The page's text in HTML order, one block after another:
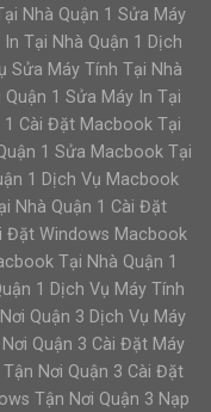
Nhà Quận 1 Sửa Máy
Tại Nhà Quận 1 Dịch
Sửa Máy Tính Tại Nhà
1 Sửa Máy In Tại
1 Cài Đặt Macbook Tại
1 Sửa Macbook Tại
1 Dịch Vụ Macbook
Nhà Quận 1 Cài Đặt
Đặt Windows Macbook
Tại Nhà Quận 1
1 Dịch Vụ Máy Tính
Quận 3 Dịch Vụ Máy
Quận 3 Cài Đặt Máy
Nơi Quận 3 Cài Đặt
Tận Nơi Quận 3 Nạp